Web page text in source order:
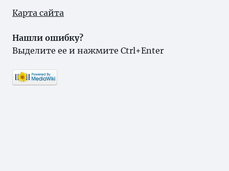
Карта сайта
Нашли ошибку?
Выделите ее и нажмите Ctrl+Enter